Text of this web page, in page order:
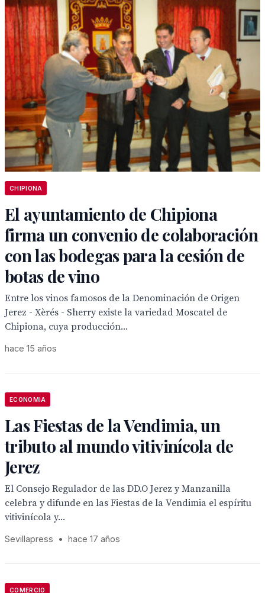
CHIPIONA
El ayuntamiento de Chipiona
firma un convenio de colaboración
con las bodegas para la cesión de
botas de vino
Entre los vinos famosos de la Denominación de Origen
Jerez - Xèrés - Sherry existe la variedad Moscatel de
Chipiona, cuya producción...
hace 15 años
ECONOMIA
Las Fiestas de la Vendimia, un
tributo al mundo vitivinícola de
Jerez
El Consejo Regulador de las DD.O Jerez y Manzanilla
celebra y difunde en las Fiestas de la Vendimia el espíritu
vitivinícola y...
Sevillapress • hace 17 años
COMERCIO